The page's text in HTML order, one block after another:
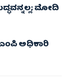
ಮೋದಿ
ಅಧಿಕಾರಿ